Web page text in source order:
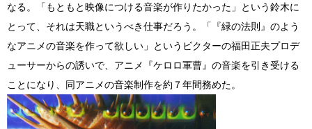
なる。「もともと映像につける音楽が作りたかった」という鈴木に
とって、それは天職というべき仕事だろう。「『緑の法則』のよう
なアニメの音楽を作って欲しい」というビクターの福田正夫プロデ
ューサーからの誘いで、アニメ『ケロロ軍曹』の音楽を引き受ける
ことになり、同アニメの音楽制作を約７年間務めた。